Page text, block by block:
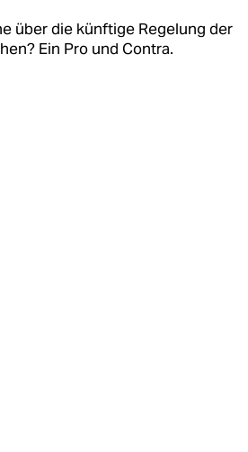
über die künftige Regelung der
Ein Pro und Contra.